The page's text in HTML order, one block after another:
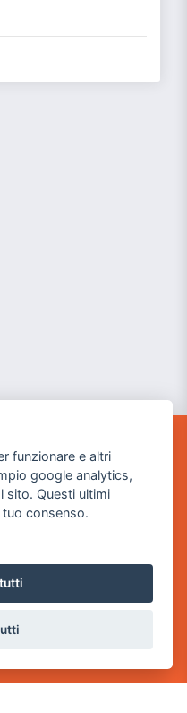
BS
funzionare e altri
google analytics,
sito. Questi ultimi
consenso.